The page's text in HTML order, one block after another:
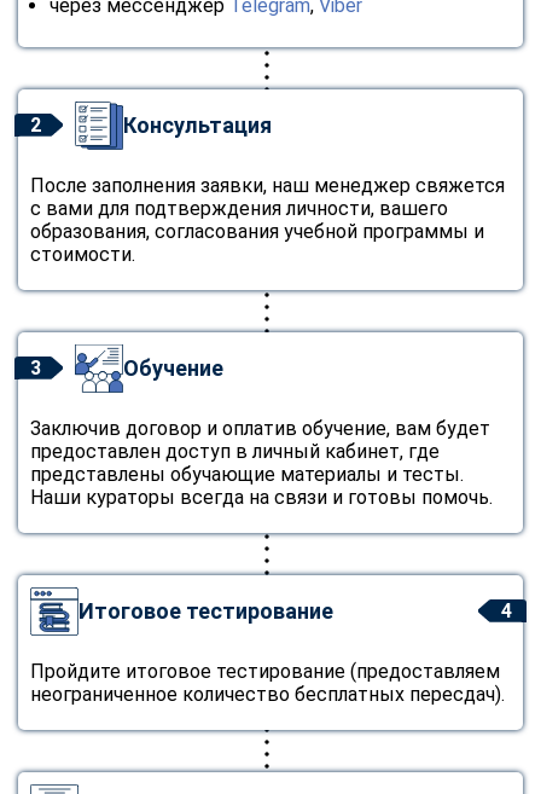
через мессенджер Telegram, Viber
2 Консультация
После заполнения заявки, наш менеджер свяжется
с вами для подтверждения личности, вашего
образования, согласования учебной программы и
стоимости.
3 Обучение
Заключив договор и оплатив обучение, вам будет
предоставлен доступ в личный кабинет, где
представлены обучающие материалы и тесты.
Наши кураторы всегда на связи и готовы помочь.
4
Итоговое тестирование
Пройдите итоговое тестирование (предоставляем
неограниченное количество бесплатных пересдач).